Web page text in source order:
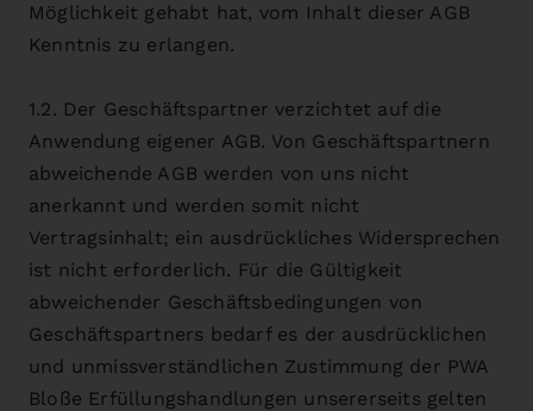
Möglichkeit gehabt hat, vom Inhalt dieser AGB
Kenntnis zu erlangen.
1.2. Der Geschäftspartner verzichtet auf die
Anwendung eigener AGB. Von Geschäftspartnern
abweichende AGB werden von uns nicht
anerkannt und werden somit nicht
Vertragsinhalt; ein ausdrückliches Widersprechen
ist nicht erforderlich. Für die Gültigkeit
abweichender Geschäftsbedingungen von
Geschäftspartners bedarf es der ausdrücklichen
und unmissverständlichen Zustimmung der PWA
Bloße Erfüllungshandlungen unsererseits gelten